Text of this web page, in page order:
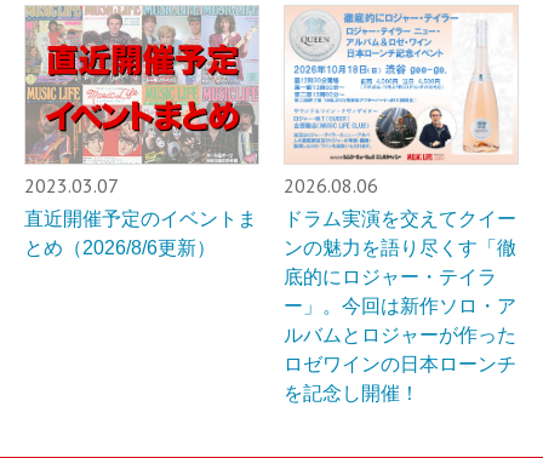
2023.03.07
直近開催予定のイベントま
とめ（2026/8/6更新）
2026.08.06
ドラム実演を交えてクイー
ンの魅力を語り尽くす「徹
底的にロジャー・テイラ
ー」。今回は新作ソロ・ア
ルバムとロジャーが作った
ロゼワインの日本ローンチ
を記念し開催！